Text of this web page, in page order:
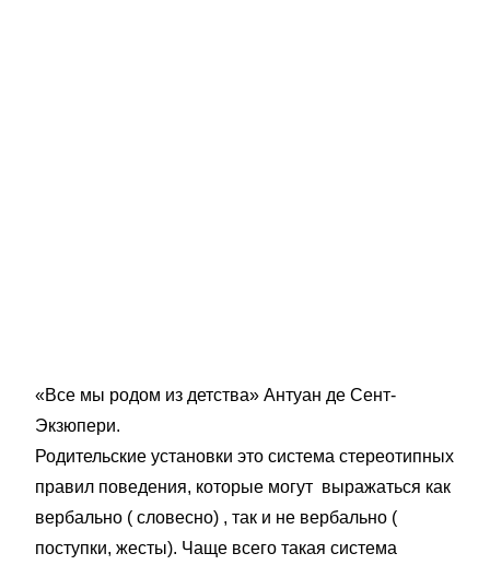
«Все мы родом из детства» Антуан де Сент-
Экзюпери.
Родительские установки это система стереотипных
правил поведения, которые могут выражаться как
вербально ( словесно) , так и не вербально (
поступки, жесты). Чаще всего такая система